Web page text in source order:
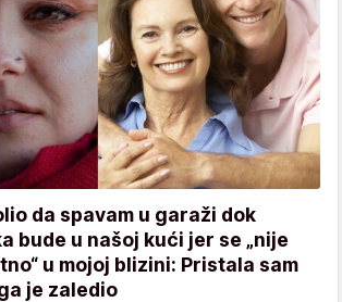
da spavam u garaži dok
bude u našoj kući jer se „nije
u mojoj blizini: Pristala sam
je zaledio